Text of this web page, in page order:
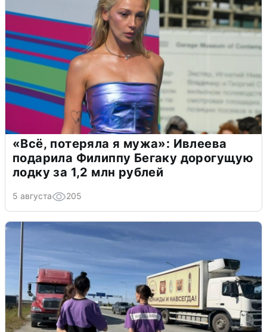
«Всё, потеряла я мужа»: Ивлеева
подарила Филиппу Бегаку дорогущую
лодку за 1,2 млн рублей
5 августа 205